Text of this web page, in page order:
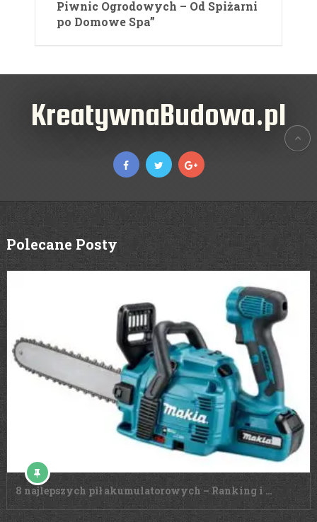
Piwnic Ogrodowych – Od Spiżarni
po Domowe Spa”
KreatywnaBudowa.pl
Polecane Posty
8 najlepszych pił akumulatorowych – Ranking i …